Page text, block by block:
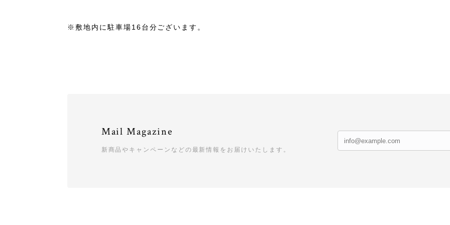
※敷地内に駐車場16台分ございます。
Mail Magazine
新商品やキャンペーンなどの最新情報をお届けいたします。